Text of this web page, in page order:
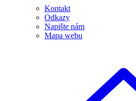
Kontakt
Odkazy
Napište nám
Mapa webu